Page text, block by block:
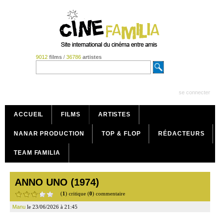
9012 films/ 36786 artistes
se connecter
ACCUEIL FILMS ARTISTES
NANAR PRODUCTION TOP & FLOP RÉDACTEURS
TEAM FAMILIA
ANNO UNO (1974)
(1) critique (0) commentaire
Manu le 23/06/2026 à 21:45